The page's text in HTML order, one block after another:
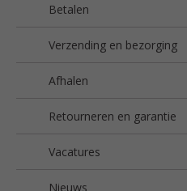
Betalen
Verzending en bezorging
Afhalen
Retourneren en garantie
Vacatures
Nieuws